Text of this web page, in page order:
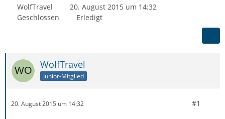
WolfTravel
20. August 2015 um 14:32
Geschlossen
Erledigt
WolfTravel
Junior-Mitglied
20. August 2015 um 14:32 #1